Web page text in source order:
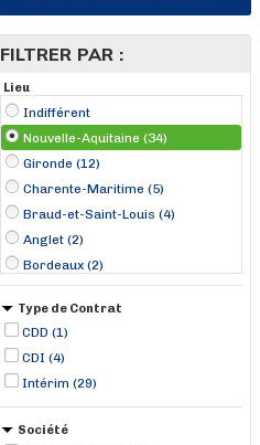
FILTRER PAR :
Lieu
Indifférent
Nouvelle-Aquitaine (34)
Gironde (12)
Charente-Maritime (5)
Braud-et-Saint-Louis (4)
Anglet (2)
Bordeaux (2)
Poitiers (2)
Royan (2)
Saint-Jean-d'Illac (2)
Boismé (1)
Bordes (1)
Type de Contrat
CDD (1)
CDI (4)
Intérim (29)
Société